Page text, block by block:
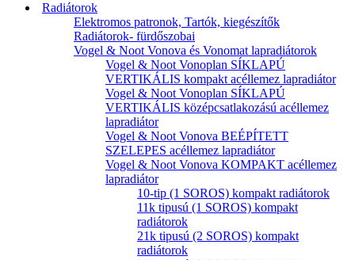
Radiátorok
Elektromos patronok, Tartók, kiegészítők
Radiátorok- fürdőszobai
Vogel & Noot Vonova és Vonomat lapradiátorok
Vogel & Noot Vonoplan SÍKLAPÚ
VERTIKÁLIS kompakt acéllemez lapradiátor
Vogel & Noot Vonoplan SÍKLAPÚ
VERTIKÁLIS középcsatlakozású acéllemez
lapradiátor
Vogel & Noot Vonova BEÉPÍTETT
SZELEPES acéllemez lapradiátor
Vogel & Noot Vonova KOMPAKT acéllemez
lapradiátor
10-tip (1 SOROS) kompakt radiátorok
11k tipusú (1 SOROS) kompakt
radiátorok
21k tipusú (2 SOROS) kompakt
radiátorok